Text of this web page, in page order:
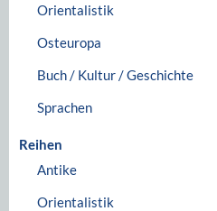
Orientalistik
Osteuropa
Buch / Kultur / Geschichte
Sprachen
Reihen
Antike
Orientalistik